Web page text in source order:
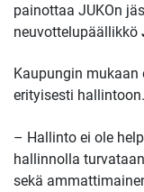
painottaa JUKOn
neuvottelupäällikkö
Kaupungin
erityisesti hallintoon.
– Hallinto ei ole
hallinnolla
sekä